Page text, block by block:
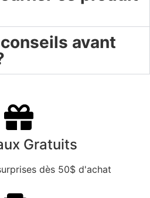
avant
Gratuits
dès 50$ d'achat